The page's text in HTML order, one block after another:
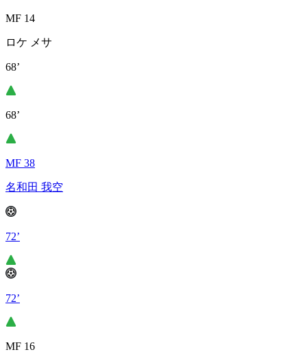
MF 14
ロケ メサ
68’
68’
MF 38
名和田 我空
72’
72’
MF 16